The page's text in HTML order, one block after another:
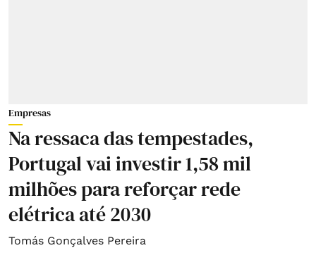
Empresas
Na ressaca das tempestades,
Portugal vai investir 1,58 mil
milhões para reforçar rede
elétrica até 2030
Tomás Gonçalves Pereira